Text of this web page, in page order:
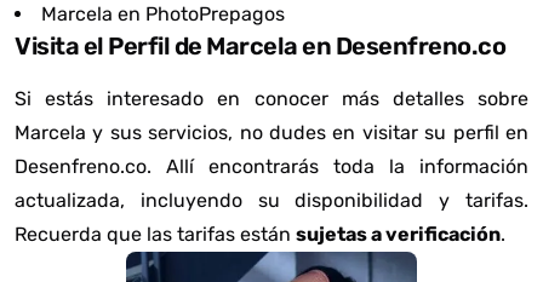
Marcela en PhotoPrepagos
Visita el Perfil de Marcela en Desenfreno.co
Si estás interesado en conocer más detalles sobre
Marcela y sus servicios, no dudes en visitar su perfil en
Desenfreno.co. Allí encontrarás toda la información
actualizada, incluyendo su disponibilidad y tarifas.
Recuerda que las tarifas están sujetas a verificación.